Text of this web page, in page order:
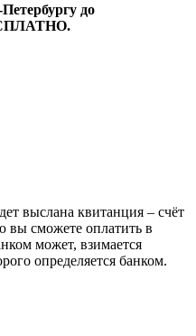
до
выслана квитанция – счёт
вы сможете оплатить в
может, взимается
определяется банком.